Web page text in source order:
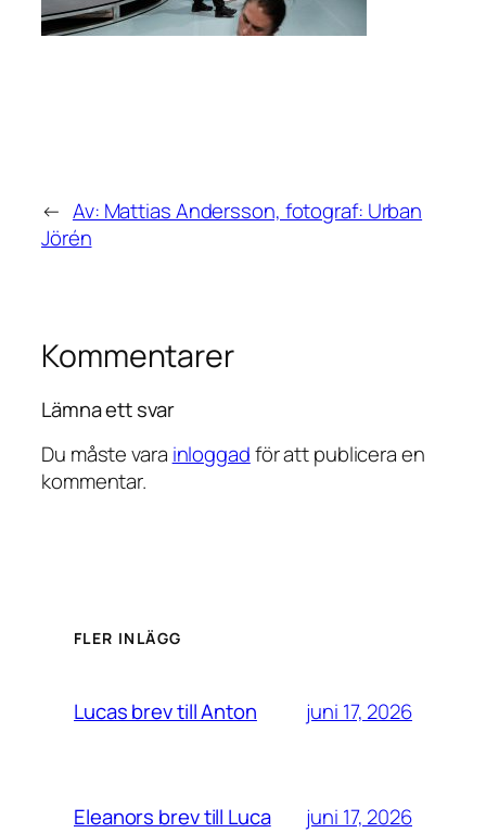
← Av: Mattias Andersson, fotograf: Urban
Jörén
Kommentarer
Lämna ett svar
Du måste vara inloggadför att publicera en
kommentar.
FLER INLÄGG
Lucas brev till Anton juni 17, 2026
Eleanors brev till Luca juni 17, 2026